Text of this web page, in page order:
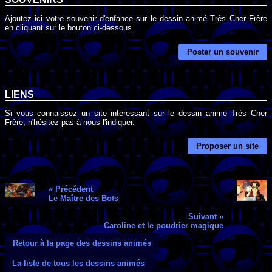
Ajoutez ici votre souvenir d'enfance sur le dessin animé Très Cher Frère
en cliquant sur le bouton ci-dessous.
Poster un souvenir
LIENS
Si vous connaissez un site intéressant sur le dessin animé Très Cher
Frère, n'hésitez pas à nous l'indiquer.
Proposer un site
« Précédent
Le Maître des Bots
Suivant »
Caroline et le poudrier magique
Retour à la page des dessins animés
La liste de tous les dessins animés